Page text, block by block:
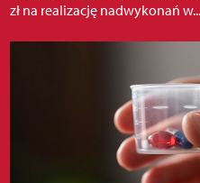
zł na realizację nadwykonań w...